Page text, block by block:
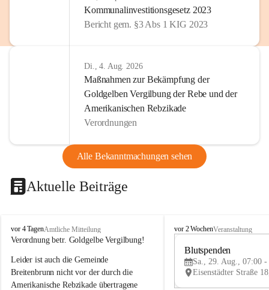
Kommunalinvestitionsgesetz 2023
Bericht gem. §3 Abs 1 KIG 2023
Di., 4. Aug. 2026
Maßnahmen zur Bekämpfung der
Goldgelben Vergilbung der Rebe und der
Amerikanischen Rebzikade
Verordnungen
Alle Bekanntmachungen sehen
Aktuelle Beiträge
B
r
i
t
e
vor 4 TagenAmtliche Mitteilung
Verordnung betr. Goldgelbe Vergilbung!
Leider ist auch die Gemeinde
Breitenbrunn nicht vor der durch die
Amerikanische Rebzikade übertragene
B
e
vor 2 WochenVeranstaltung
Blutspenden
Sa., 29. Aug., 07:00 -